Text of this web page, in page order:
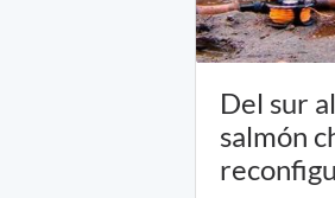
Del sur
salmón